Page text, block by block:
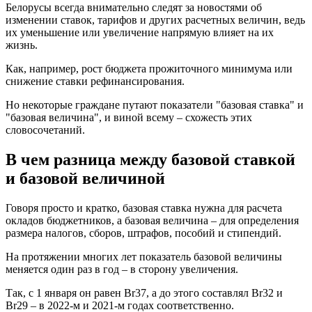
Белорусы всегда внимательно следят за новостями об
изменении ставок, тарифов и других расчетных величин, ведь
их уменьшение или увеличение напрямую влияет на их
жизнь.
Как, например, рост бюджета прожиточного минимума или
снижение ставки рефинансирования.
Но некоторые граждане путают показатели "базовая ставка" и
"базовая величина", и виной всему – схожесть этих
словосочетаний.
В чем разница между базовой ставкой
и базовой величиной
Говоря просто и кратко, базовая ставка нужна для расчета
окладов бюджетников, а базовая величина – для определения
размера налогов, сборов, штрафов, пособий и стипендий.
На протяжении многих лет показатель базовой величины
меняется один раз в год – в сторону увеличения.
Так, с 1 января он равен Br37, а до этого составлял Br32 и
Br29 – в 2022-м и 2021-м годах соответственно.